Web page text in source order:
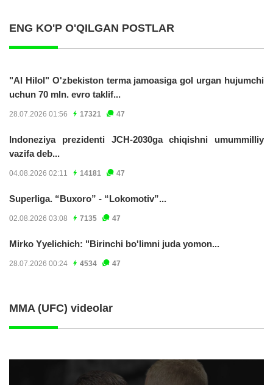
ENG KO'P O'QILGAN POSTLAR
"Al Hilol" O'zbekiston terma jamoasiga gol urgan hujumchi
uchun 70 mln. evro taklif...
28.07.2026 01:56 17321 47
Indoneziya prezidenti JCH-2030ga chiqishni umummilliy
vazifa deb...
04.08.2026 02:11 14181 47
Superliga. “Buxoro” - “Lokomotiv”...
02.08.2026 03:08 7135 47
Mirko Yyelichich: "Birinchi bo'limni juda yomon...
28.07.2026 00:24 4534 47
MMA (UFC) videolar